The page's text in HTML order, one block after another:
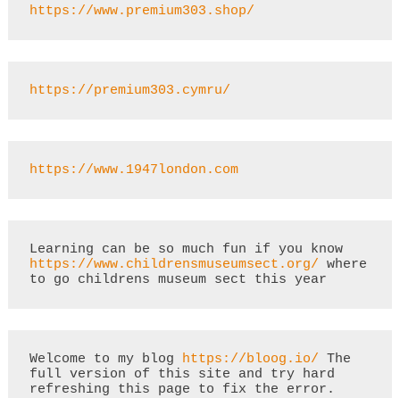
https://www.premium303.shop/
https://premium303.cymru/
https://www.1947london.com
Learning can be so much fun if you know
https://www.childrensmuseumsect.org/ where
to go childrens museum sect this year
Welcome to my blog https://bloog.io/ The
full version of this site and try hard
refreshing this page to fix the error.